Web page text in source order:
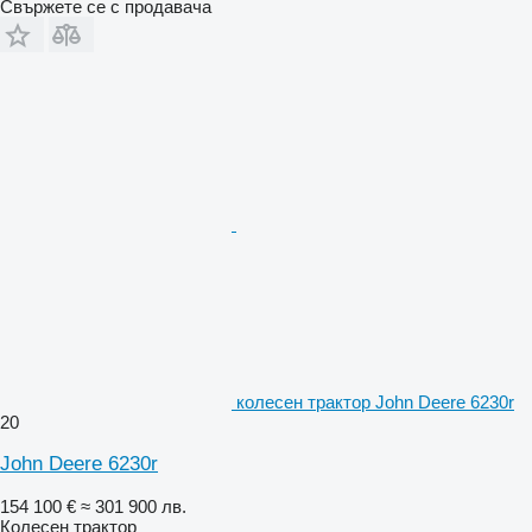
Свържете се с продавача
колесен трактор John Deere 6230r
20
John Deere 6230r
154 100 € ≈ 301 900 лв.
Колесен трактор